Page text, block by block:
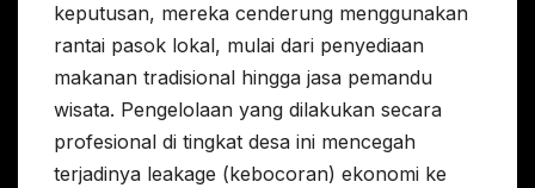
keputusan, mereka cenderung menggunakan
rantai pasok lokal, mulai dari penyediaan
makanan tradisional hingga jasa pemandu
wisata. Pengelolaan yang dilakukan secara
profesional di tingkat desa ini mencegah
terjadinya leakage (kebocoran) ekonomi ke